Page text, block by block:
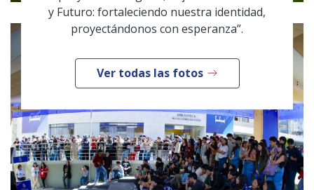
y Futuro: fortaleciendo nuestra identidad,
proyectándonos con esperanza”.
Ver todas las fotos